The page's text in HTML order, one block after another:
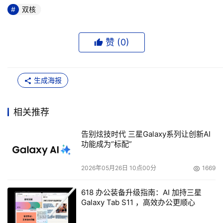
4.64位x86架构小型机挑战RISC小型机的统治地位
垄断，它们都是以某个企业的技术为核心的封闭式系统。随
着64位、多核、低功耗的x86架构处理器的发展，Linux、
SMP服务器的进一步支持，尤其是在可靠性、稳定性等方面
性的趋势，在2006年，基于开放和标准的64位x86架构多
统小型机，并通过与金融、电信等对可靠性、性能要求极高
的高端应用的进一步融合，以高性价比为竞争优势，成为我
国服务器企业挑战国际企业垄断地位，实现我国低成本信息
5.虚拟计算技术在部件、系统及应用级的全面发展
Microsoft的Virtual Server、VMware的VMware
Workstation、Xensource的Xen、IBM的 hypervisor技
双核
赞 (0)
生成海报
相关推荐
告别炫技时代 三星Galaxy系列让创新AI
功能成为“标配”
2026年05月26日 10点00分 1669
618 办公装备升级指南：AI 加持三星
Galaxy Tab S11 ，高效办公更顺心